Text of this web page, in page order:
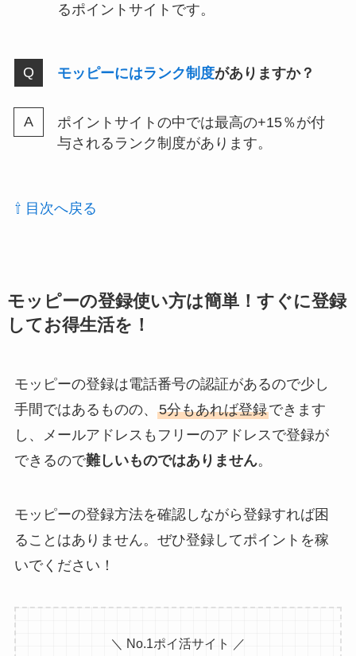
るポイントサイトです。
モッピーにはランク制度がありますか？
ポイントサイトの中では最高の+15％が付
与されるランク制度があります。
⇧ 目次へ戻る
モッピーの登録使い方は簡単！すぐに登録
してお得生活を！
モッピーの登録は電話番号の認証があるので少し
手間ではあるものの、 5分もあれば登録できます
し、メールアドレスもフリーのアドレスで登録が
できるので難しいものではありません。
モッピーの登録方法を確認しながら登録すれば困
ることはありません。ぜひ登録してポイントを稼
いでください！
＼ No.1ポイ活サイト ／